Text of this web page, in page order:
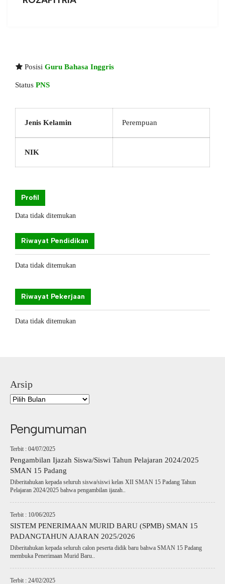
Posisi Guru Bahasa Inggris
Status PNS
Jenis Kelamin Perempuan
NIK
Profil
Data tidak ditemukan
Riwayat Pendidikan
Data tidak ditemukan
Riwayat Pekerjaan
Data tidak ditemukan
Arsip
Pengumuman
Terbit : 04/07/2025
Pengambilan Ijazah Siswa/Siswi Tahun Pelajaran 2024/2025
SMAN 15 Padang
Diberitahukan kepada seluruh siswa/siswi kelas XII SMAN 15 Padang Tahun
Pelajaran 2024/2025 bahwa pengambilan ijazah..
Terbit : 10/06/2025
SISTEM PENERIMAAN MURID BARU (SPMB) SMAN 15
PADANGTAHUN AJARAN 2025/2026
Diberitahukan kepada seluruh calon peserta didik baru bahwa SMAN 15 Padang
membuka Penerimaan Murid Baru..
Terbit : 24/02/2025